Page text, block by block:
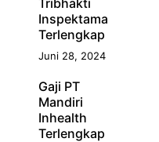
Inspektama
Terlengkap
Juni 28, 2024
Gaji PT
Mandiri
Inhealth
Terlengkap